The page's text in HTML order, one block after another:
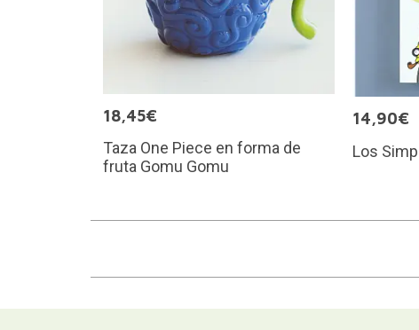
18,45€
Taza One Piece en forma de
fruta Gomu Gomu
14,90€
Los